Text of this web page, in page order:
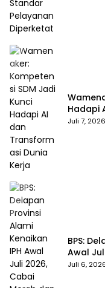
Hadapi
Juli 7, 2026
BPS:
Awal
Pemicu
Juli 6,